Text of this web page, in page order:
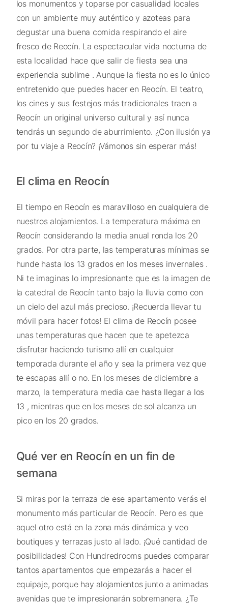
los monumentos y toparse por casualidad locales
con un ambiente muy auténtico y azoteas para
degustar una buena comida respirando el aire
fresco de Reocín. La espectacular vida nocturna de
esta localidad hace que salir de fiesta sea una
experiencia sublime . Aunque la fiesta no es lo único
entretenido que puedes hacer en Reocín. El teatro,
los cines y sus festejos más tradicionales traen a
Reocín un original universo cultural y así nunca
tendrás un segundo de aburrimiento. ¿Con ilusión ya
por tu viaje a Reocín? ¡Vámonos sin esperar más!
El clima en Reocín
El tiempo en Reocín es maravilloso en cualquiera de
nuestros alojamientos. La temperatura máxima en
Reocín considerando la media anual ronda los 20
grados. Por otra parte, las temperaturas mínimas se
hunde hasta los 13 grados en los meses invernales .
Ni te imaginas lo impresionante que es la imagen de
la catedral de Reocín tanto bajo la lluvia como con
un cielo del azul más precioso. ¡Recuerda llevar tu
móvil para hacer fotos! El clima de Reocín posee
unas temperaturas que hacen que te apetezca
disfrutar haciendo turismo allí en cualquier
temporada durante el año y sea la primera vez que
te escapas allí o no. En los meses de diciembre a
marzo, la temperatura media cae hasta llegar a los
13 , mientras que en los meses de sol alcanza un
pico en los 20 grados.
Qué ver en Reocín en un fin de
semana
Si miras por la terraza de ese apartamento verás el
monumento más particular de Reocín. Pero es que
aquel otro está en la zona más dinámica y veo
boutiques y terrazas justo al lado. ¡Qué cantidad de
posibilidades! Con Hundredrooms puedes comparar
tantos apartamentos que empezarás a hacer el
equipaje, porque hay alojamientos junto a animadas
avenidas que te impresionarán sobremanera. ¿Te